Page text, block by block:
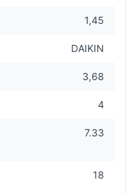
1,45
DAIKIN
3,68
4
7.33
18